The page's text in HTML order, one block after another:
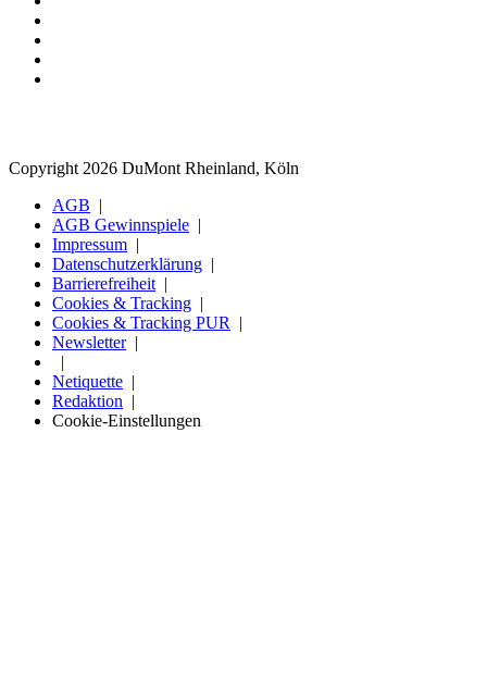
Copyright 2026 DuMont Rheinland, Köln
AGB
AGB Gewinnspiele
Impressum
Datenschutzerklärung
Barrierefreiheit
Cookies & Tracking
Cookies & Tracking PUR
Newsletter
Netiquette
Redaktion
Cookie-Einstellungen